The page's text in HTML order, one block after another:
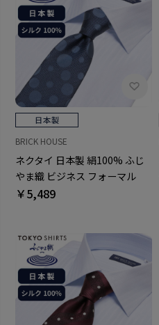
BRICK HOUSE
ネクタイ 日本製 絹100% ふじ
やま織 ビジネス フォーマル
￥5,489